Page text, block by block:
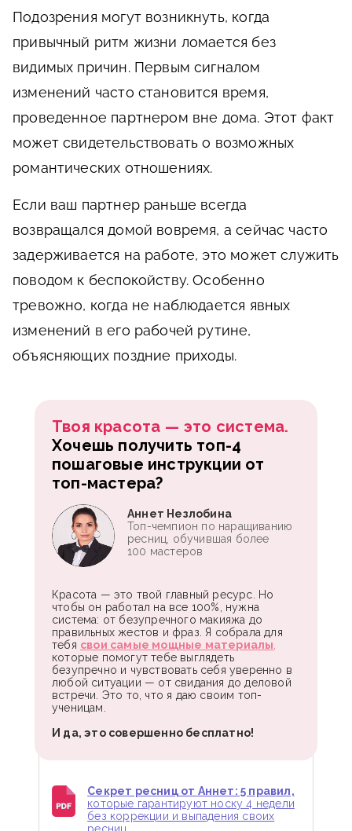
Подозрения могут возникнуть, когда
привычный ритм жизни ломается без
видимых причин. Первым сигналом
изменений часто становится время,
проведенное партнером вне дома. Этот факт
может свидетельствовать о возможных
романтических отношениях.
Если ваш партнер раньше всегда
возвращался домой вовремя, а сейчас часто
задерживается на работе, это может служить
поводом к беспокойству. Особенно
тревожно, когда не наблюдается явных
изменений в его рабочей рутине,
объясняющих поздние приходы.
Твоя красота — это система.
Хочешь получить топ-4
пошаговые инструкции от
топ-мастера?
Красота — это твой главный ресурс. Но
чтобы он работал на все 100%, нужна
система: от безупречного макияжа до
правильных жестов и фраз. Я собрала для
тебя свои самые мощные материалы
которые помогут тебе выглядеть
безупречно и чувствовать себя уверенно в
любой ситуации — от свидания до деловой
встречи. Это то, что я даю своим топ-
ученицам.
И да, это совершенно бесплатно!
Аннет Незлобина
Топ-чемпион по наращиванию
ресниц, обучившая более
100 мастеров
Секрет ресниц от Аннет: 5 правил,
которые гарантируют носку 4 недели
без коррекции и выпадения своих
ресниц